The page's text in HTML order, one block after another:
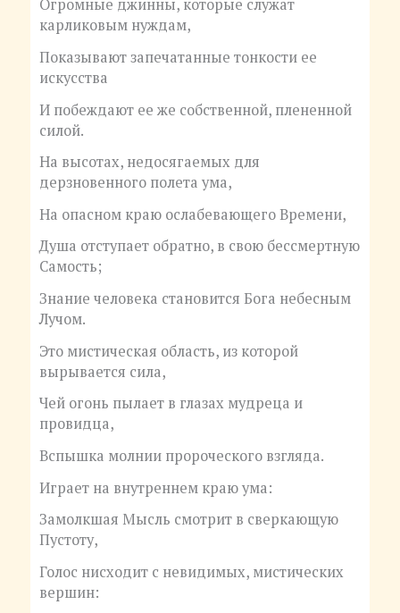
Огромные джинны, которые служат
карликовым нуждам,
Показывают запечатанные тонкости ее
искусства
И побеждают ее же собственной, плененной
силой.
На высотах, недосягаемых для
дерзновенного полета ума,
На опасном краю ослабевающего Времени,
Душа отступает обратно, в свою бессмертную
Самость;
Знание человека становится Бога небесным
Лучом.
Это мистическая область, из которой
вырывается сила,
Чей огонь пылает в глазах мудреца и
провидца,
Вспышка молнии пророческого взгляда.
Играет на внутреннем краю ума:
Замолкшая Мысль смотрит в сверкающую
Пустоту,
Голос нисходит с невидимых, мистических
вершин: